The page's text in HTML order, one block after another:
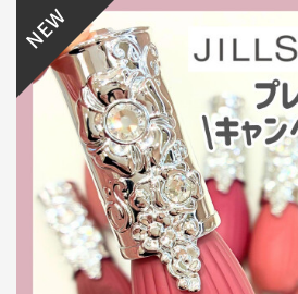
NEW